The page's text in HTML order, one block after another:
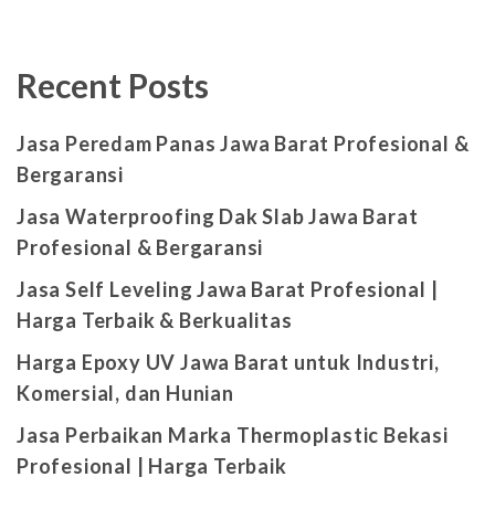
Recent Posts
Jasa Peredam Panas Jawa Barat Profesional &
Bergaransi
Jasa Waterproofing Dak Slab Jawa Barat
Profesional & Bergaransi
Jasa Self Leveling Jawa Barat Profesional |
Harga Terbaik & Berkualitas
Harga Epoxy UV Jawa Barat untuk Industri,
Komersial, dan Hunian
Jasa Perbaikan Marka Thermoplastic Bekasi
Profesional | Harga Terbaik